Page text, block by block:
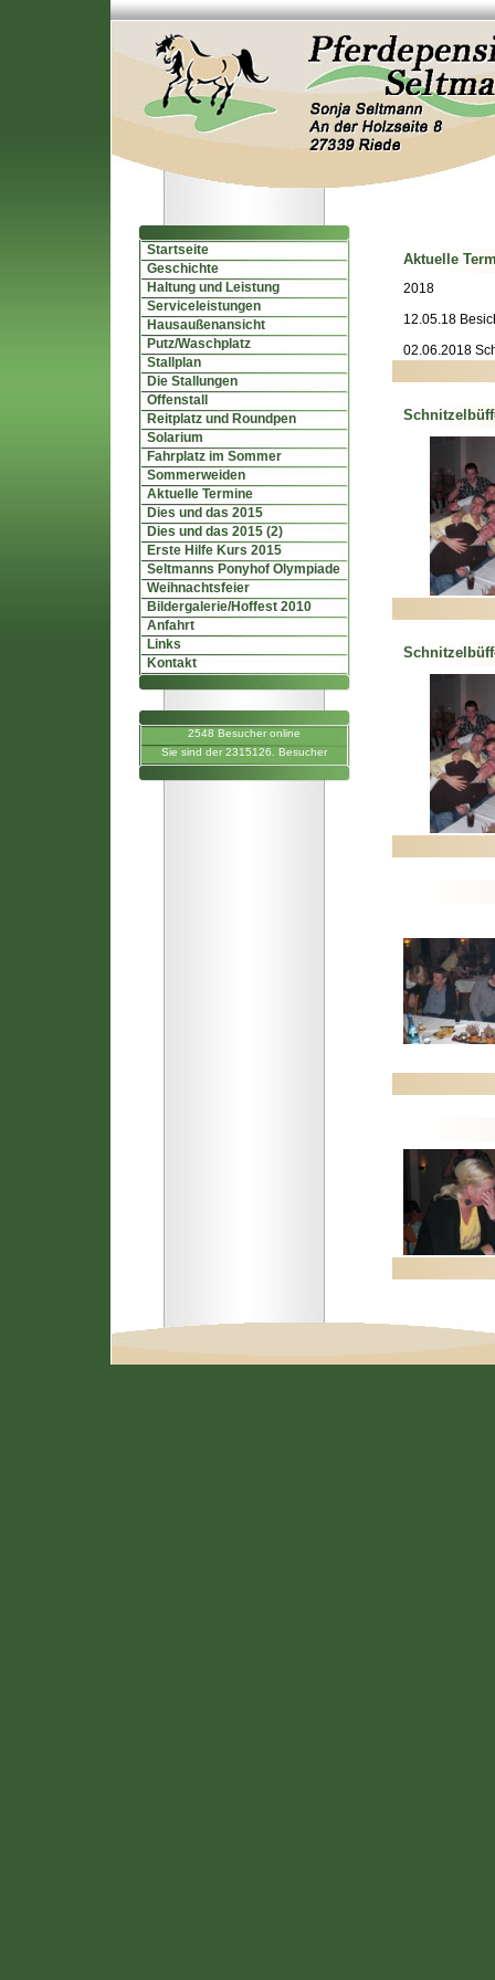
Startseite
Geschichte
Haltung und Leistung
Serviceleistungen
Hausaußenansicht
Putz/Waschplatz
Stallplan
Die Stallungen
Offenstall
Reitplatz und Roundpen
Solarium
Fahrplatz im Sommer
Sommerweiden
Aktuelle Termine
Dies und das 2015
Dies und das 2015 (2)
Erste Hilfe Kurs 2015
Seltmanns Ponyhof Olympiade
Weihnachtsfeier
Bildergalerie/Hoffest 2010
Anfahrt
Links
Kontakt
2548 Besucher online
Sie sind der 2315126. Besucher
Aktuelle
2018
12.05.18
02.06.2018